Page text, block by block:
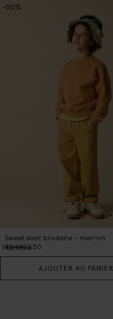
Sweat avec broderie - marron
52.9926.50
-50%
1Couleur
AJOUTER AU PANIER